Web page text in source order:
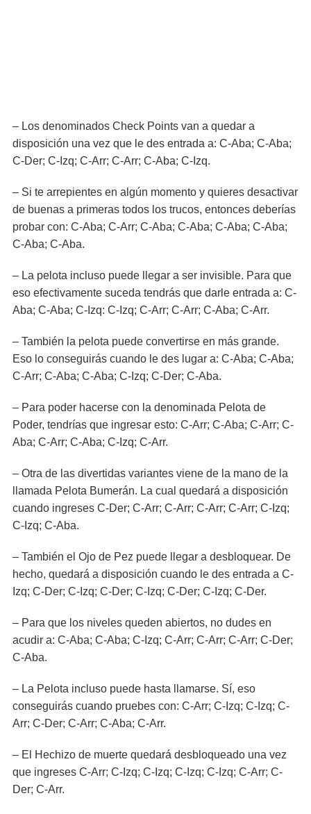
– Los denominados Check Points van a quedar a
disposición una vez que le des entrada a: C-Aba; C-Aba;
C-Der; C-Izq; C-Arr; C-Arr; C-Aba; C-Izq.
– Si te arrepientes en algún momento y quieres desactivar
de buenas a primeras todos los trucos, entonces deberías
probar con: C-Aba; C-Arr; C-Aba; C-Aba; C-Aba; C-Aba;
C-Aba; C-Aba.
– La pelota incluso puede llegar a ser invisible. Para que
eso efectivamente suceda tendrás que darle entrada a: C-
Aba; C-Aba; C-Izq: C-Izq; C-Arr; C-Arr; C-Aba; C-Arr.
– También la pelota puede convertirse en más grande.
Eso lo conseguirás cuando le des lugar a: C-Aba; C-Aba;
C-Arr; C-Aba; C-Aba; C-Izq; C-Der; C-Aba.
– Para poder hacerse con la denominada Pelota de
Poder, tendrías que ingresar esto: C-Arr; C-Aba; C-Arr; C-
Aba; C-Arr; C-Aba; C-Izq; C-Arr.
– Otra de las divertidas variantes viene de la mano de la
llamada Pelota Bumerán. La cual quedará a disposición
cuando ingreses C-Der; C-Arr; C-Arr; C-Arr; C-Arr; C-Izq;
C-Izq; C-Aba.
– También el Ojo de Pez puede llegar a desbloquear. De
hecho, quedará a disposición cuando le des entrada a C-
Izq; C-Der; C-Izq; C-Der; C-Izq; C-Der; C-Izq; C-Der.
– Para que los niveles queden abiertos, no dudes en
acudir a: C-Aba; C-Aba; C-Izq; C-Arr; C-Arr; C-Arr; C-Der;
C-Aba.
– La Pelota incluso puede hasta llamarse. Sí, eso
conseguirás cuando pruebes con: C-Arr; C-Izq; C-Izq; C-
Arr; C-Der; C-Arr; C-Aba; C-Arr.
– El Hechizo de muerte quedará desbloqueado una vez
que ingreses C-Arr; C-Izq; C-Izq; C-Izq; C-Izq; C-Arr; C-
Der; C-Arr.